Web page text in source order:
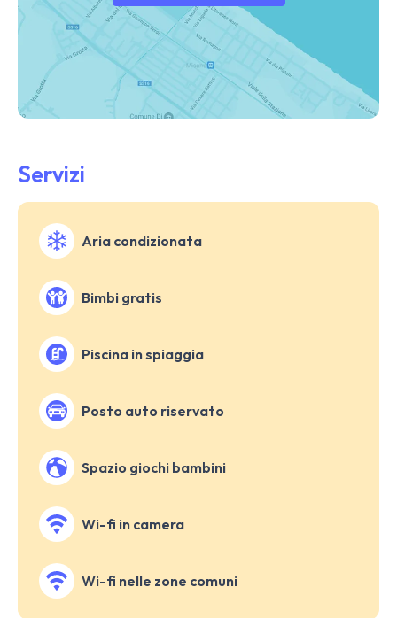
Servizi
Aria condizionata
Bimbi gratis
Piscina in spiaggia
Posto auto riservato
Spazio giochi bambini
Wi-fi in camera
Wi-fi nelle zone comuni